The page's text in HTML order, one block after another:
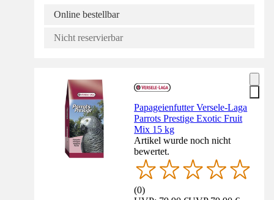
Online bestellbar
Nicht reservierbar
Papageienfutter Versele-Laga
Parrots Prestige Exotic Fruit
Mix 15 kg
Artikel wurde noch nicht
bewertet.
(0)